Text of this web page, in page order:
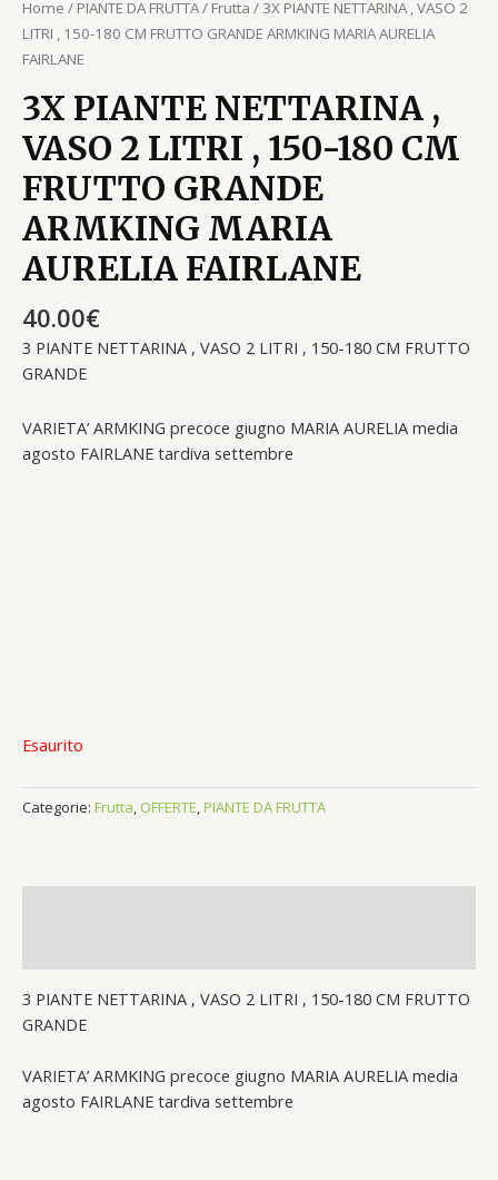
Home / PIANTE DA FRUTTA/ Frutta / 3X PIANTE NETTARINA , VASO 2
LITRI , 150-180 CM FRUTTO GRANDE ARMKING MARIA AURELIA
FAIRLANE
3X PIANTE NETTARINA ,
VASO 2 LITRI , 150-180 CM
FRUTTO GRANDE
ARMKING MARIA
AURELIA FAIRLANE
40.00€
3 PIANTE NETTARINA , VASO 2 LITRI , 150-180 CM FRUTTO
GRANDE
VARIETA’ ARMKING precoce giugno MARIA AURELIA media
agosto FAIRLANE tardiva settembre
Esaurito
Categorie: Frutta, OFFERTE,PIANTE DA FRUTTA
3 PIANTE NETTARINA , VASO 2 LITRI , 150-180 CM FRUTTO
GRANDE
VARIETA’ ARMKING precoce giugno MARIA AURELIA media
agosto FAIRLANE tardiva settembre